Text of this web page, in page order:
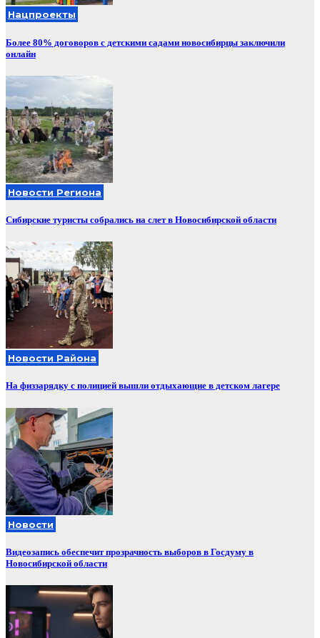
Нацпроекты
Более 80% договоров с детскими садами новосибирцы заключили
онлайн
Новости Региона
Сибирские туристы собрались на слет в Новосибирской области
Новости Района
На физзарядку с полицией вышли отдыхающие в детском лагере
Новости
Видеозапись обеспечит прозрачность выборов в Госдуму в
Новосибирской области